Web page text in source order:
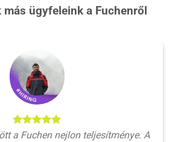
ügyfeleink a Fuchenről
a Fuchen nejlon teljesítménye. A